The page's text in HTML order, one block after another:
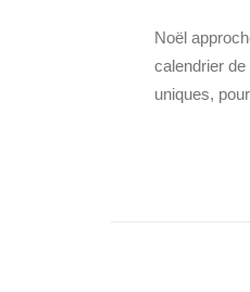
Noël
calendrier de
uniques,